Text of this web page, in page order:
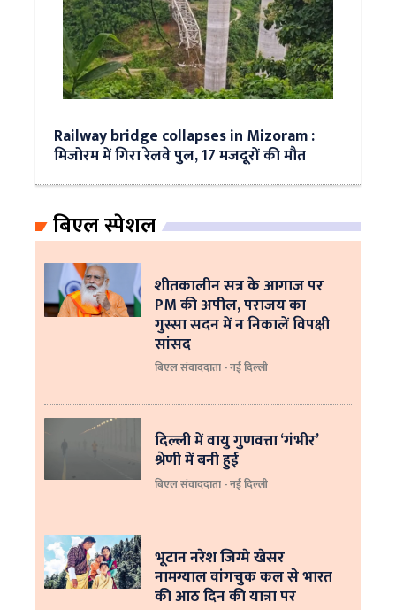
Railway bridge collapses in Mizoram :
मिजोरम में गिरा रेलवे पुल, 17 मजदूरों की मौत
बिएल स्पेशल
शीतकालीन सत्र के आगाज पर
PM की अपील, पराजय का
गुस्सा सदन में न निकालें विपक्षी
सांसद
बिएल संवाददाता - नई दिल्ली
दिल्ली में वायु गुणवत्ता ‘गंभीर’
श्रेणी में बनी हुई
बिएल संवाददाता - नई दिल्ली
भूटान नरेश जिग्मे खेसर
नामग्याल वांगचुक कल से भारत
की आठ दिन की यात्रा पर